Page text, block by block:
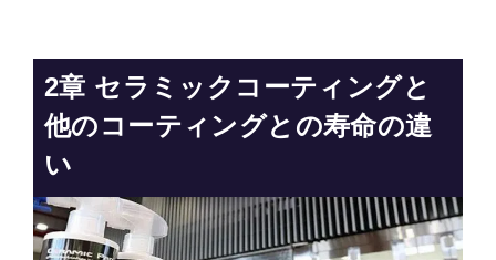
2章 セラミックコーティングと
他のコーティングとの寿命の違
い